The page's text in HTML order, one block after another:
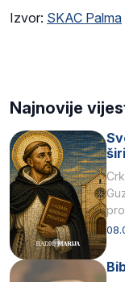
Izvor: SKAC Palma
Najnovije